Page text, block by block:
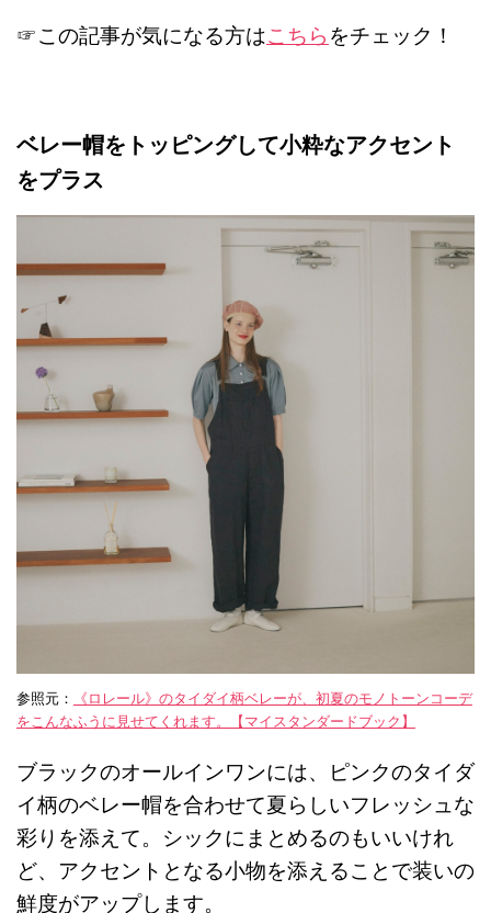
☞この記事が気になる方はこちらをチェック！
ベレー帽をトッピングして小粋なアクセント
をプラス
参照元： 《ロレール》のタイダイ柄ベレーが、初夏のモノトーンコーデ
をこんなふうに見せてくれます。【マイスタンダードブック】
ブラックのオールインワンには、ピンクのタイダ
イ柄のベレー帽を合わせて夏らしいフレッシュな
彩りを添えて。シックにまとめるのもいいけれ
ど、アクセントとなる小物を添えることで装いの
鮮度がアップします。